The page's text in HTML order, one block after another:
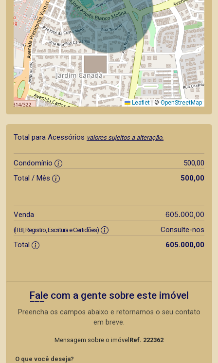
Leaflet © OpenStreetMap
Total para Acessórios valores sujeitos a alteração.
Condomínio
500,00
Total / Mês
500,00
Venda 605.000,00
(ITBI, Registro, Escritura e Certidões)
Consulte-nos
Total
605.000,00
Fale com a gente sobre este imóvel
Preencha os campos abaixo e retornamos o seu contato
em breve.
Mensagem sobre o imóvel Ref. 222362
O que você deseja?